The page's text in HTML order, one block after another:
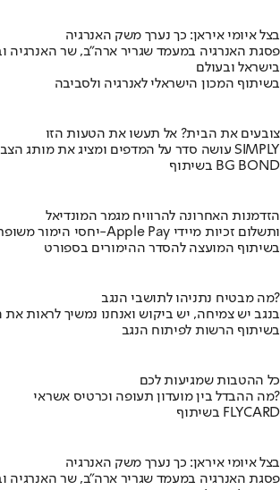
בצל איומי איראן: כך נערך משק האנרגיה
פסגת האנרגיה במעמד שגריר ארה"ב, שר האנרגיה
בישראל ובעולם
בשיתוף המכון הישראלי לאנרגיה ולסביבה
צובעים את הבית? אל תעשו את הטעות הזו
מומחה BG BOND עושה סדר על המדפים ומציג את מותג הצבע SIMPLY
בשיתוף BG BOND
הזדמנות האחרונה להרוויח מגמר המונדיאל
יחסי הימור משופרים, הפקדות ב-Apple Pay ותשלום זכיות מיידי
בשיתוף המועצה להסדר ההימורים בספורט
מה מבטיח נתניהו לתושבי הנגב?
בנגב יש צמיחה, יש ביקוש ואנחנו נמשיך לראות את
בשיתוף הרשות לפיתוח הנגב
כל ההטבות שמגיעות לכם
מה ההבדל בין מועדון תעופה וכרטיס אשראי?
בשיתוף FLYCARD
בצל איומי איראן: כך נערך משק האנרגיה
פסגת האנרגיה במעמד שגריר ארה"ב, שר האנרגיה